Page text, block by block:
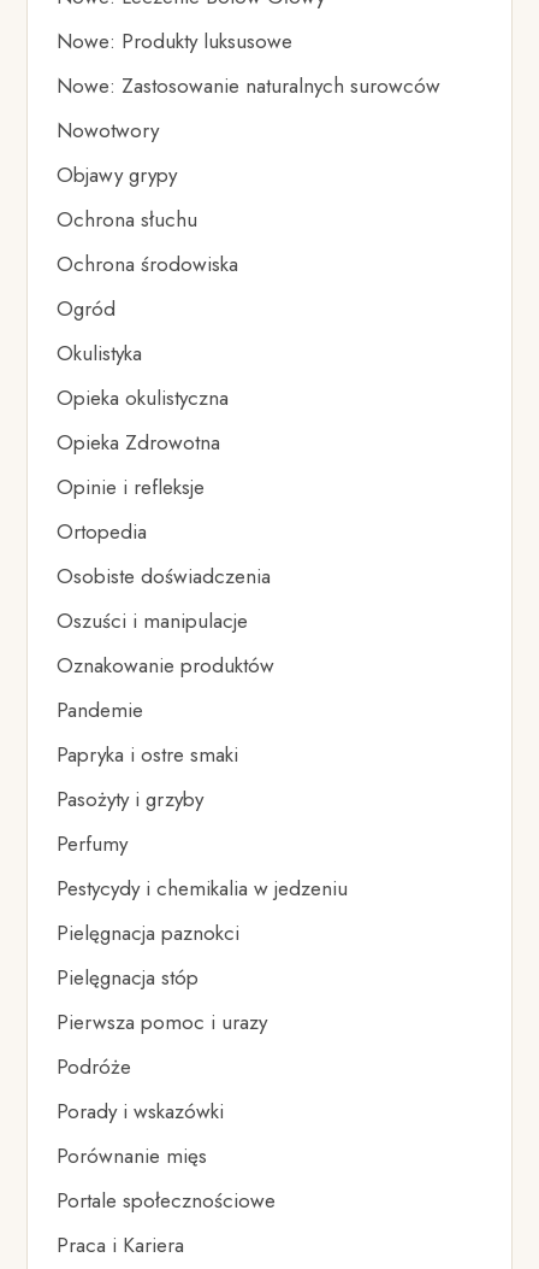
Nowe: Produkty luksusowe
Nowe: Zastosowanie naturalnych surowców
Nowotwory
Objawy grypy
Ochrona słuchu
Ochrona środowiska
Ogród
Okulistyka
Opieka okulistyczna
Opieka Zdrowotna
Opinie i refleksje
Ortopedia
Osobiste doświadczenia
Oszuści i manipulacje
Oznakowanie produktów
Pandemie
Papryka i ostre smaki
Pasożyty i grzyby
Perfumy
Pestycydy i chemikalia w jedzeniu
Pielęgnacja paznokci
Pielęgnacja stóp
Pierwsza pomoc i urazy
Podróże
Porady i wskazówki
Porównanie mięs
Portale społecznościowe
Praca i Kariera